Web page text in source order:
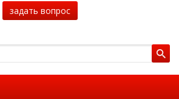
задать вопрос